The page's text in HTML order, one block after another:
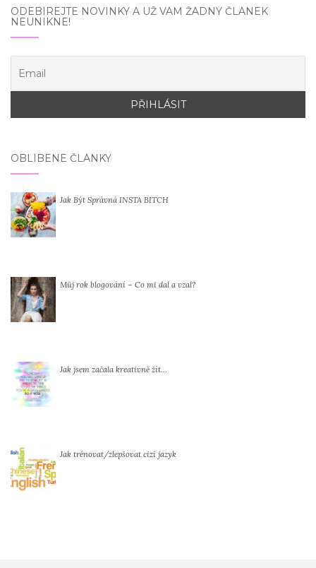
ODEBÍREJTE NOVINKY A UŽ VÁM ŽÁDNÝ ČLÁNEK
NEUNIKNE!
OBLÍBENÉ ČLÁNKY
Jak Být Správná INSTA BITCH
Můj rok blogování – Co mi dal a vzal?
Jak jsem začala kreativně žít…
Jak trénovat/zlepšovat cizí jazyk